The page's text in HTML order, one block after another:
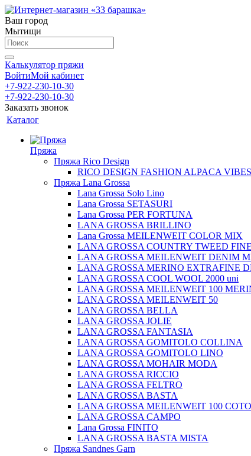
Ваш город
Мытищи
Калькулятор пряжи
ВойтиМой кабинет
+7-922-230-10-30
+7-922-230-10-30
Заказать звонок
Каталог
Пряжа
Пряжа Rico Design
RICO DESIGN FASHION ALPACA VIBES
Пряжа Lana Grossa
Lana Grossa Solo Lino
Lana Grossa SETASURI
Lana Grossa PER FORTUNA
LANA GROSSA BRILLINO
Lana Grossa MEILENWEIT COLOR MIX
LANA GROSSA COUNTRY TWEED FINE
LANA GROSSA MEILENWEIT DENIM
LANA GROSSA MERINO EXTRAFINE
LANA GROSSA COOL WOOL 2000 uni
LANA GROSSA MEILENWEIT 100
LANA GROSSA MEILENWEIT 50
LANA GROSSA BELLA
LANA GROSSA JOLIE
LANA GROSSA FANTASIA
LANA GROSSA GOMITOLO COLLINA
LANA GROSSA GOMITOLO LINO
LANA GROSSA MOHAIR MODA
LANA GROSSA RICCIO
LANA GROSSA FELTRO
LANA GROSSA BASTA
LANA GROSSA MEILENWEIT 100
LANA GROSSA CAMPO
Lana Grossa FINITO
LANA GROSSA BASTA MISTA
Пряжа Sandnes Garn